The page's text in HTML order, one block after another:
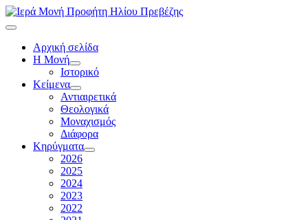
Αρχική σελίδα
Η Μονή
Ιστορικό
Κείμενα
Αντιαιρετικά
Θεολογικά
Μοναχισμός
Διάφορα
Κηρύγματα
2026
2025
2024
2023
2022